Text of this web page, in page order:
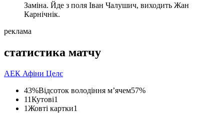
Заміна. Йде з поля Іван Чалушич, виходить Жан
Карнічнік.
реклама
статистика матчу
АЕК Афіни Целє
43%Відсоток володіння м’ячем57%
11Кутові1
1Жовті картки1